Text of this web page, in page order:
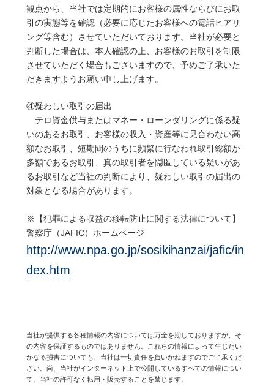
観点から、当社では定期的にお客様の属性ならびにお取
引の実態等を確認（必要に応じたお客様への電話ヒアリ
ング等含む）させていただいております。当社が必要と
判断した場合は、本人確認の上、お客様のお取引を制限
させていただく場合もございますので、予めご了承いた
だきますようお願い申し上げます。
④疑わしい取引の届出
テロ資金供与またはマネー・ローンダリングに係る疑
いのあるお取引、お客様の収入・資産等に見合わない高
額なお取引、短期間のうちに頻繁に行なわれ取引総額が
多額であるお取引、真の取引者を隠匿している疑いがあ
るお取引など当社の判断により、疑わしい取引の届出の
対象となる場合があります。
※【犯罪による収益の移転防止に関する法律について】
警察庁（JAFIC）ホームページ
http://www.npa.go.jp/sosikihanzai/jafic/in
dex.htm
当社が提供する各種情報の内容については万全を期しておりますが、そ
の内容を保証するものではありません。これらの情報によって生じたい
かなる損害についても、当社は一切責任を負いかねますのでご了承くだ
さい。尚、当社がインターネット上で公開しているすべての情報につい
て、当社の許可なく転用・販売することを禁じます。